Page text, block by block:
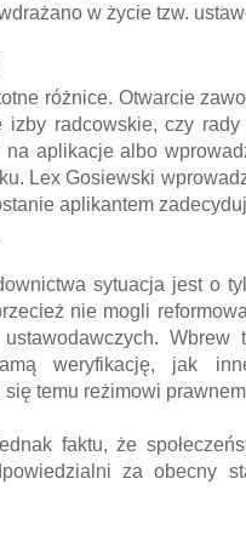
w życie tzw.
różnice. Otwarcie
izby radcowskie, czy
na aplikacje albo
Lex Gosiewski
aplikantem
sytuacja jest o
nie mogli
weryfikację, jak
temu reżimowi
faktu, że
za obecny